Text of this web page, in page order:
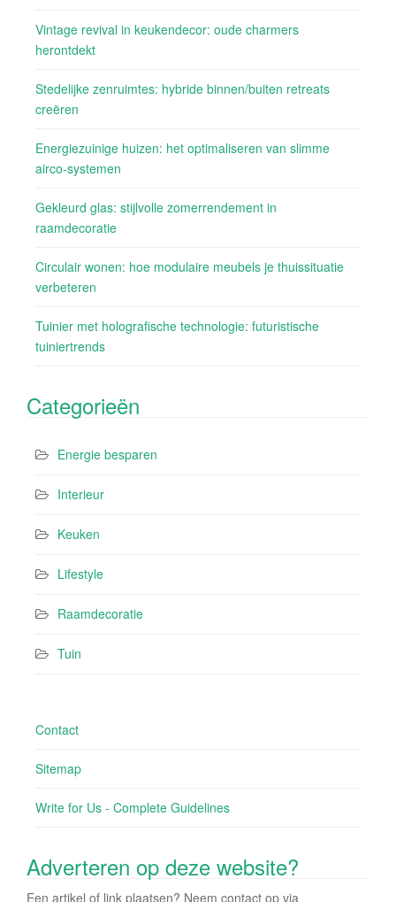
Vintage revival in keukendecor: oude charmers
herontdekt
Stedelijke zenruimtes: hybride binnen/buiten retreats
creëren
Energiezuinige huizen: het optimaliseren van slimme
airco-systemen
Gekleurd glas: stijlvolle zomerrendement in
raamdecoratie
Circulair wonen: hoe modulaire meubels je thuissituatie
verbeteren
Tuinier met holografische technologie: futuristische
tuiniertrends
Categorieën
Energie besparen
Interieur
Keuken
Lifestyle
Raamdecoratie
Tuin
Contact
Sitemap
Write for Us - Complete Guidelines
Adverteren op deze website?
Een artikel of link plaatsen? Neem contact op via